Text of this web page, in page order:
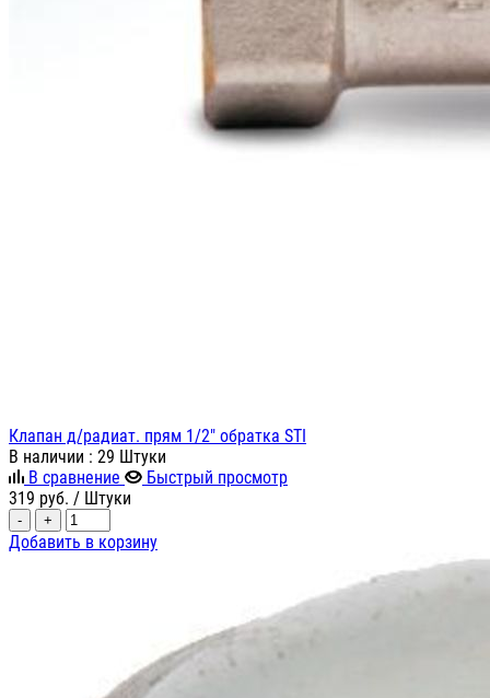
Клапан д/радиат. прям 1/2" обратка STI
В наличии : 29 Штуки
В сравнение
Быстрый просмотр
319 руб. / Штуки
- +
Добавить в корзину